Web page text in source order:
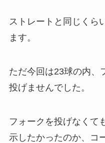
ストレートと同じくら
ます。
ただ今回は23球の内、
投げませんでした。
フォークを投げなくて
示したかったのか、コ